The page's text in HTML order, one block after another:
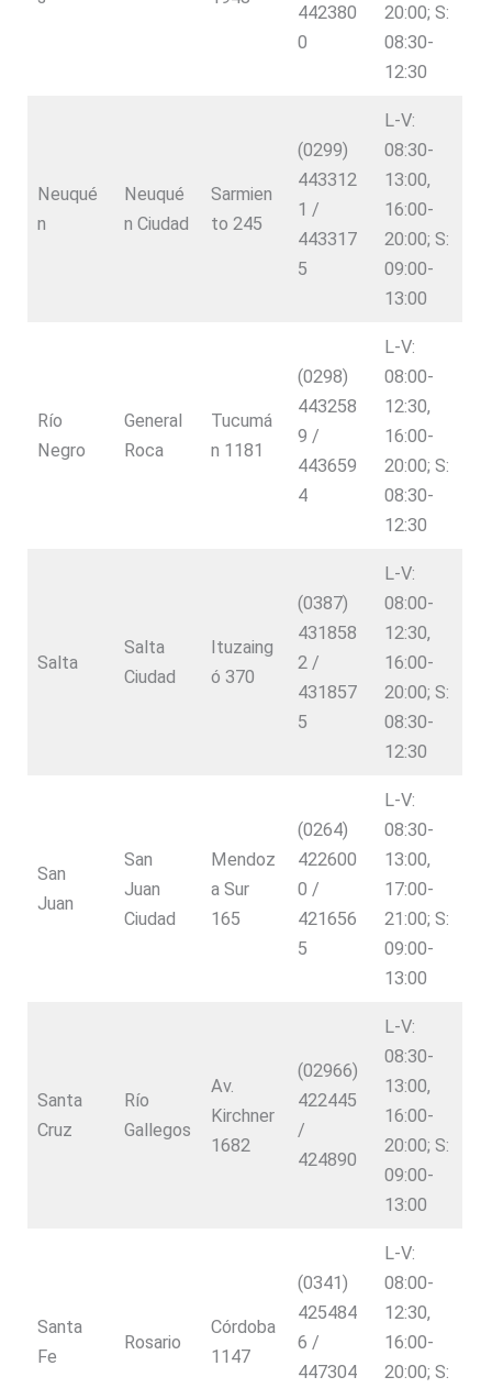
442380
0
20:00; S:
08:30-
12:30
Neuqué
n
Neuqué
n Ciudad
Sarmien
to 245
(0299)
443312
1 /
443317
5
L-V:
08:30-
13:00,
16:00-
20:00; S:
09:00-
13:00
Río
Negro
General
Roca
Tucumá
n 1181
(0298)
443258
9 /
443659
4
L-V:
08:00-
12:30,
16:00-
20:00; S:
08:30-
12:30
Salta
Salta
Ciudad
Ituzaing
ó 370
(0387)
431858
2 /
431857
5
L-V:
08:00-
12:30,
16:00-
20:00; S:
08:30-
12:30
San
Juan
San
Juan
Ciudad
Mendoz
a Sur
165
(0264)
422600
0 /
421656
5
L-V:
08:30-
13:00,
17:00-
21:00; S:
09:00-
13:00
Santa
Cruz
Río
Gallegos
Av.
Kirchner
1682
(02966)
422445
/
424890
L-V:
08:30-
13:00,
16:00-
20:00; S:
09:00-
13:00
Santa
Fe
Rosario
Córdoba
1147
(0341)
425484
6 /
447304
L-V:
08:00-
12:30,
16:00-
20:00; S: